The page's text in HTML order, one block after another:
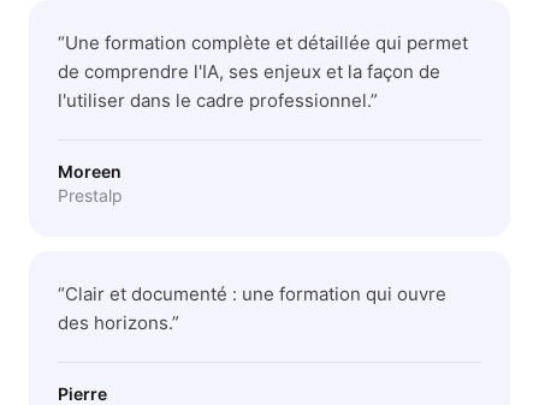
“Une formation complète et détaillée qui permet
de comprendre l'IA, ses enjeux et la façon de
l'utiliser dans le cadre professionnel.”
Moreen
Prestalp
“Clair et documenté : une formation qui ouvre
des horizons.”
Pierre